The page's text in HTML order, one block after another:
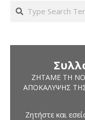
Search
ΖΗΤΆΜΕ ΤΗ
ΑΠΟΚΆΛΥΨΗΣ
Ζητήστε και